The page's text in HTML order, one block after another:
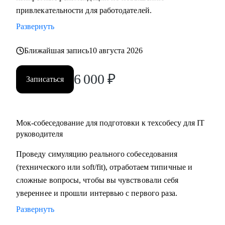
в момент срыва сроков или конфликтов в команде, помогу
найти пути выхода из трудных ситуаций.
Кому могу помочь:
• Начинающим руководителям в IT.
• Middle/Middle+ специалистам — чтобы усилить
управленческую экспертизу и soft skills.
и хотят получить независимый взгляд.
привлекательности для работодателей.
Развернуть
Ближайшая запись10 августа 2026
Записаться 6 000 ₽
Мок-собеседование для подготовки к техсобесу для IT
руководителя
Проведу симуляцию реального собеседования
(технического или soft/fit), отработаем типичные и
сложные вопросы, чтобы вы чувствовали себя
увереннее и прошли интервью с первого раза.
Развернуть